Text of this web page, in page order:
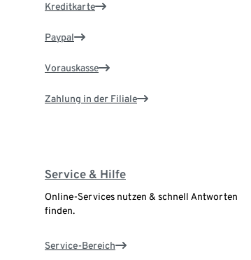
Kreditkarte
Paypal
Vorauskasse
Zahlung in der Filiale
Service & Hilfe
Online-Services nutzen & schnell Antworten
finden.
Service-Bereich